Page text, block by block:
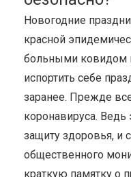
Новогодние
красной
больными ковидом
испортить себе
заранее. Прежде
коронавируса. Ведь
защиту здоровья, и
общественного
краткую памятку о